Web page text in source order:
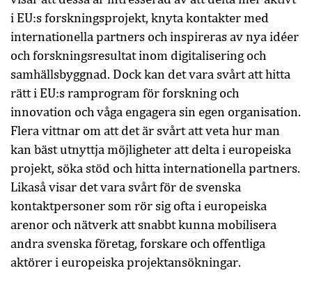
i EU:s forskningsprojekt, knyta kontakter med
internationella partners och inspireras av nya idéer
och forskningsresultat inom digitalisering och
samhällsbyggnad. Dock kan det vara svårt att hitta
rätt i EU:s ramprogram för forskning och
innovation och våga engagera sin egen organisation.
Flera vittnar om att det är svårt att veta hur man
kan bäst utnyttja möjligheter att delta i europeiska
projekt, söka stöd och hitta internationella partners.
Likaså visar det vara svårt för de svenska
kontaktpersoner som rör sig ofta i europeiska
arenor och nätverk att snabbt kunna mobilisera
andra svenska företag, forskare och offentliga
aktörer i europeiska projektansökningar.